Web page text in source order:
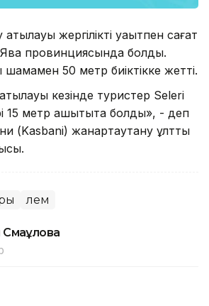
жергілікті уақытпен сағат
Ява провинциясында болды.
50 метр биіктікке жетті.
кезінде туристер Seleri
15 метр қашықтықта болды», - деп
(Kasbani) жанартаутану ұлттық
Әлем